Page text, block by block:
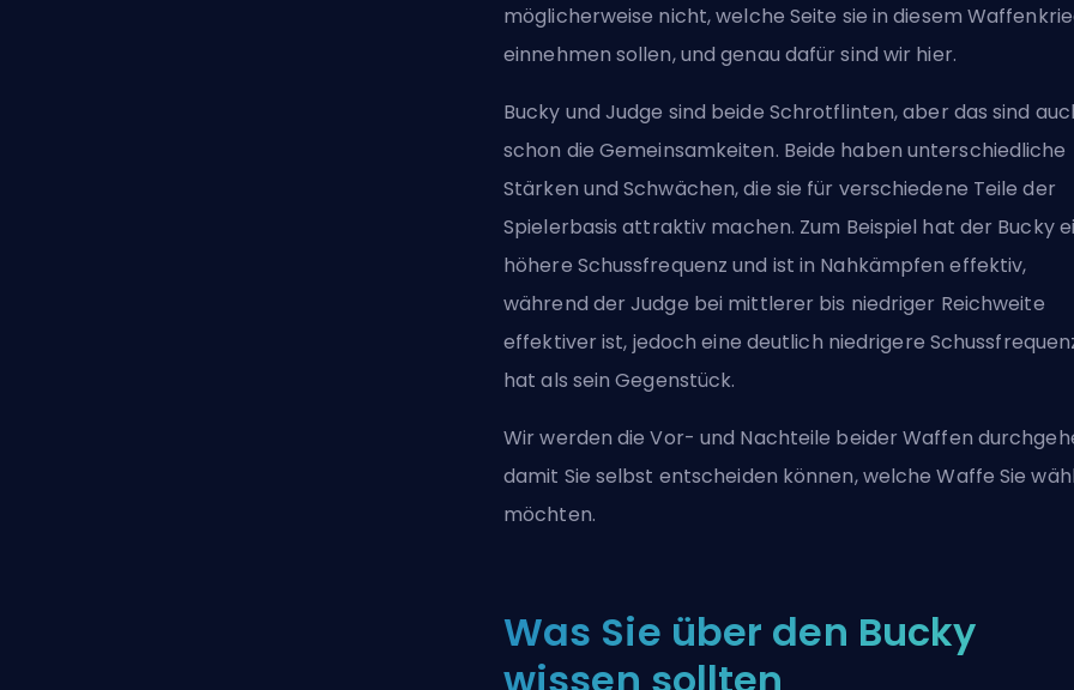
möglicherweise nicht, welche Seite sie in diesem
einnehmen sollen, und genau dafür sind wir hier.
Bucky und Judge sind beide Schrotflinten, aber das sind
schon die Gemeinsamkeiten. Beide haben unterschiedliche
Stärken und Schwächen, die sie für verschiedene Teile der
Spielerbasis attraktiv machen. Zum Beispiel hat der Bucky
höhere Schussfrequenz und ist in Nahkämpfen effektiv,
während der Judge bei mittlerer bis niedriger Reichweite
effektiver ist, jedoch eine deutlich niedrigere
hat als sein Gegenstück.
Wir werden die Vor- und Nachteile beider Waffen
damit Sie selbst entscheiden können, welche Waffe Sie
möchten.
Was Sie über den Bucky